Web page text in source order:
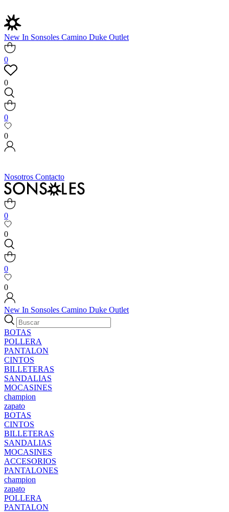
New In Sonsoles Camino Duke Outlet
0
0
0
0
Nosotros Contacto
0
0
0
0
New In Sonsoles Camino Duke Outlet
BOTAS
POLLERA
PANTALON
CINTOS
BILLETERAS
SANDALIAS
MOCASINES
champion
zapato
BOTAS
CINTOS
BILLETERAS
SANDALIAS
MOCASINES
ACCESORIOS
PANTALONES
champion
zapato
POLLERA
PANTALON